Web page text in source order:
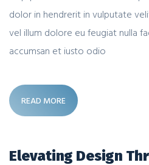
dolor in hendrerit in vulputate
vel illum dolore eu feugiat nulla
accumsan et iusto odio
READ MORE
Elevating Design